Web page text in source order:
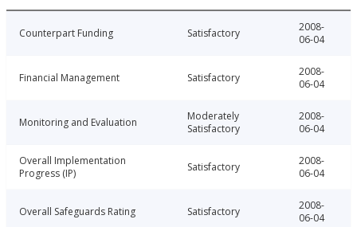
Counterpart Funding Satisfactory
2008-
06-04
Financial Management Satisfactory
2008-
06-04
Monitoring and Evaluation
Moderately
Satisfactory
2008-
06-04
Overall Implementation
Progress (IP)
Satisfactory
2008-
06-04
Overall Safeguards Rating Satisfactory
2008-
06-04